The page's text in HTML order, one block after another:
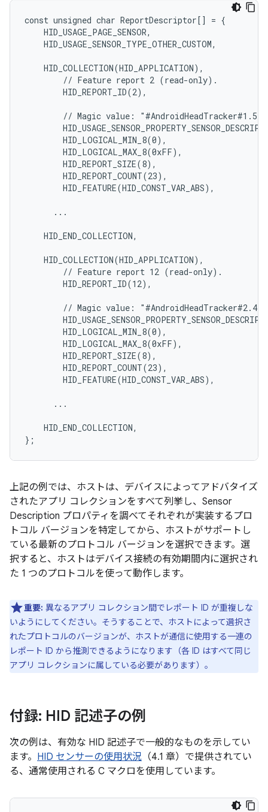
const unsigned char ReportDescriptor[] = {
    HID_USAGE_PAGE_SENSOR,
    HID_USAGE_SENSOR_TYPE_OTHER_CUSTOM,
    HID_COLLECTION(HID_APPLICATION),
        // Feature report 2 (read-only).
        HID_REPORT_ID(2),
        // Magic value: "#AndroidHeadTracker#1.5"
        HID_LOGICAL_MIN_8(0),
        HID_LOGICAL_MAX_8(0xFF),
        HID_REPORT_SIZE(8),
        HID_REPORT_COUNT(23),
        HID_FEATURE(HID_CONST_VAR_ABS),
      ...
    HID_END_COLLECTION,
    HID_COLLECTION(HID_APPLICATION),
        // Feature report 12 (read-only).
        HID_REPORT_ID(12),
        // Magic value: "#AndroidHeadTracker#2.4"
        HID_LOGICAL_MIN_8(0),
        HID_LOGICAL_MAX_8(0xFF),
        HID_REPORT_SIZE(8),
        HID_REPORT_COUNT(23),
        HID_FEATURE(HID_CONST_VAR_ABS),
      ...
    HID_END_COLLECTION,
上記の例では、ホストは、デバイスによってアドバタイズ
されたアプリ コレクションをすべて列挙し、Sensor
Description プロパティを調べてそれぞれが実装するプロ
トコル バージョンを特定してから、ホストがサポートし
ている最新のプロトコル バージョンを選択できます。選
択すると、ホストはデバイス接続の有効期間内に選択され
た 1 つのプロトコルを使って動作します。
重要: 異なるアプリ コレクション間でレポート ID が重複しな
いようにしてください。そうすることで、ホストによって選択さ
れたプロトコルのバージョンが、ホストが通信に使用する一連の
レポート ID から推測できるようになります（各 ID はすべて同じ
アプリ コレクションに属している必要があります）。
付録: HID 記述子の例
次の例は、有効な HID 記述子で一般的なものを示してい
ます。 HID センサーの使用状況 （4.1 章）で提供されてい
る、通常使用される C マクロを使用しています。